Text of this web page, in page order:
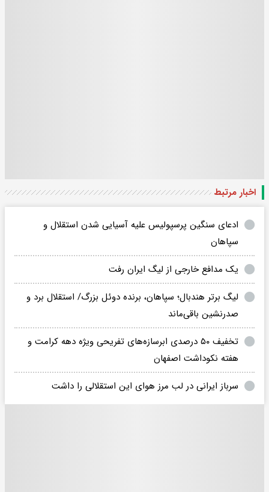
اخبار مرتبط
ادعای سنگین پرسپولیس علیه آسیایی شدن استقلال و
سپاهان
یک مدافع خارجی از لیگ ایران رفت
لیگ برتر هندبال؛ سپاهان، برنده دوئل بزرگ/ استقلال برد و
صدرنشین باقی‌ماند
تخفیف ۵۰ درصدی ابرسازه‌های تفریحی ویژه دهه کرامت و
هفته نکوداشت اصفهان
سرباز ایرانی در لب مرز هوای این استقلالی را داشت